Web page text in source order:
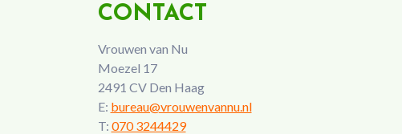
CONTACT
Vrouwen van Nu
Moezel 17
2491 CV Den Haag
E: bureau@vrouwenvannu.nl
T: 070 3244429